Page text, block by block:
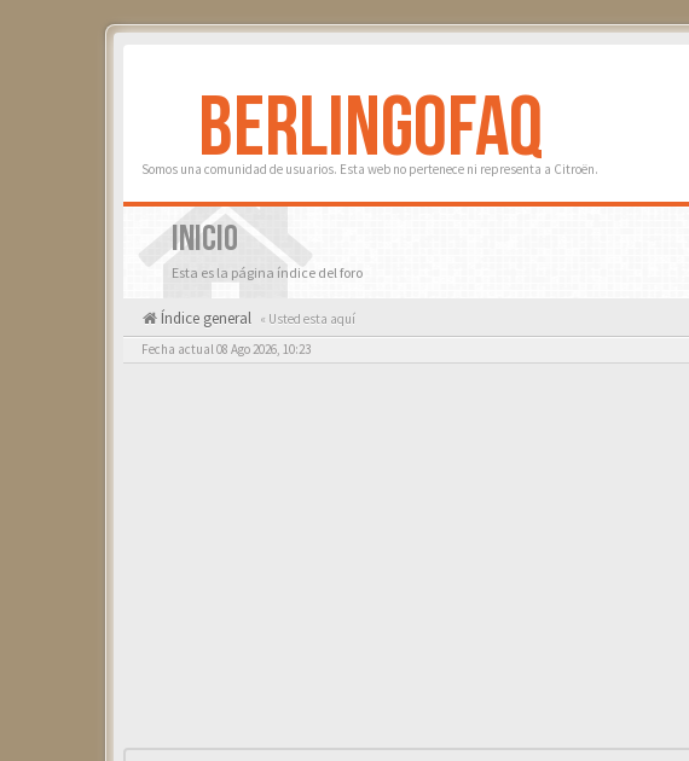
BERLINGOFAQ
Somos una comunidad de usuarios. Esta web no pertenece ni representa a Citroën.
INICIO
Esta es la página índice del foro
Índice general « Usted esta aquí
Fecha actual 08 Ago 2026, 10:23